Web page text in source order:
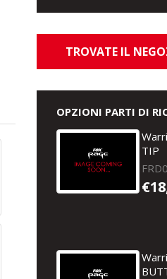
TROVATE IL
OPZIONI PARTI DI
TIP